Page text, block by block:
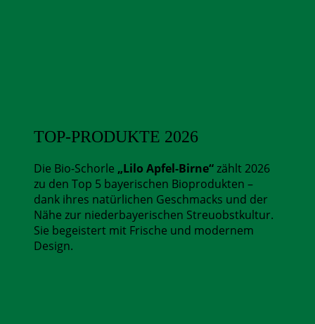
TOP-PRODUKTE 2026
Die Bio-Schorle „Lilo Apfel-Birne“zählt 2026
zu den Top 5 bayerischen Bioprodukten –
dank ihres natürlichen Geschmacks und der
Nähe zur niederbayerischen Streuobstkultur.
Sie begeistert mit Frische und modernem
Design.